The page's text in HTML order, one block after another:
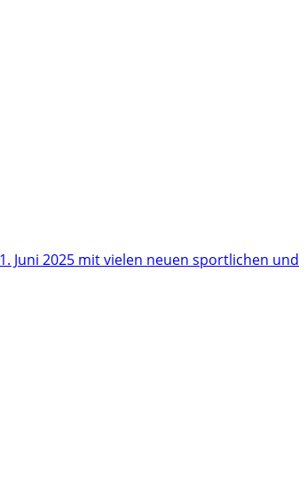
Juni 2025 mit vielen neuen sportlichen und